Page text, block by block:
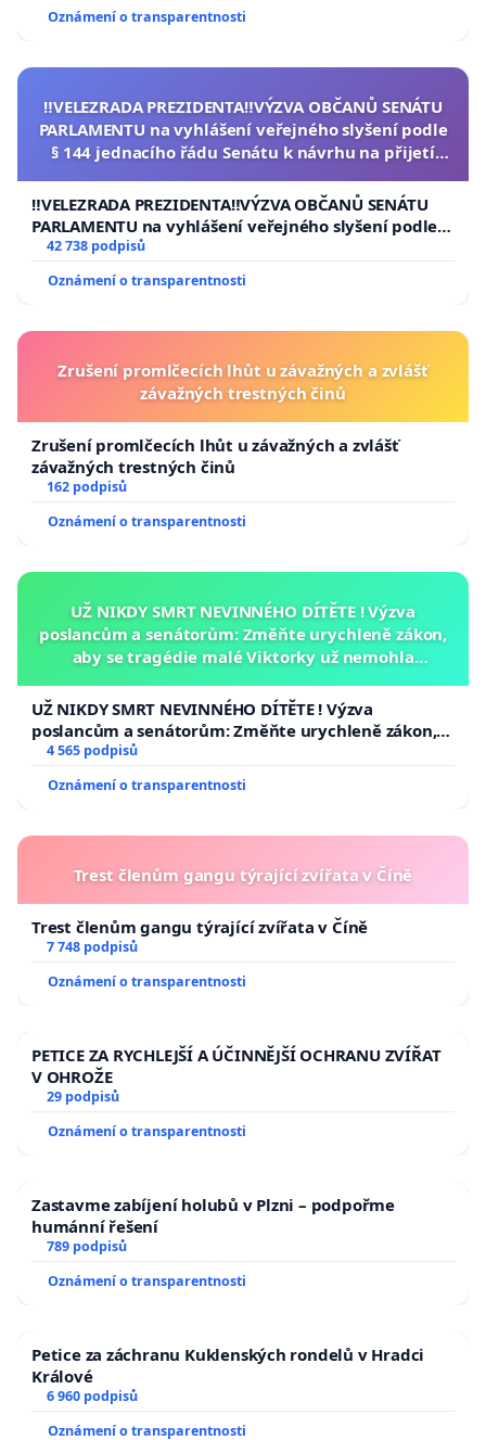
Oznámení o transparentnosti
‼️VELEZRADA PREZIDENTA‼️VÝZVA OBČANŮ SENÁTU
PARLAMENTU na vyhlášení veřejného slyšení podle
§ 144 jednacího řádu Senátu k návrhu na přijetí
republiky
‼️VELEZRADA PREZIDENTA‼️VÝZVA OBČANŮ SENÁTU
PARLAMENTU na vyhlášení veřejného slyšení podle §
144 jednacího řádu Senátu k návrhu na přijetí
usnesení k podání ústavní žaloby na prezidenta
republiky
42 738 podpisů
Oznámení o transparentnosti
Zrušení promlčecích lhůt u závažných a zvlášť
závažných trestných činů
Zrušení promlčecích lhůt u závažných a zvlášť
závažných trestných činů
162 podpisů
Oznámení o transparentnosti
UŽ NIKDY SMRT NEVINNÉHO DÍTĚTE ! Výzva
poslancům a senátorům: Změňte urychleně zákon,
aby se tragédie malé Viktorky už nemohla
UŽ NIKDY SMRT NEVINNÉHO DÍTĚTE ! Výzva
poslancům a senátorům: Změňte urychleně zákon,
aby se tragédie malé Viktorky už nemohla opakovat!
4 565 podpisů
Oznámení o transparentnosti
Trest členům gangu týrající zvířata v Číně
Trest členům gangu týrající zvířata v Číně
7 748 podpisů
Oznámení o transparentnosti
PETICE ZA RYCHLEJŠÍ A ÚČINNĚJŠÍ OCHRANU ZVÍŘAT
V OHROŽE
29 podpisů
Oznámení o transparentnosti
Zastavme zabíjení holubů v Plzni – podpořme
humánní řešení
789 podpisů
Oznámení o transparentnosti
Petice za záchranu Kuklenských rondelů v Hradci
Králové
6 960 podpisů
Oznámení o transparentnosti